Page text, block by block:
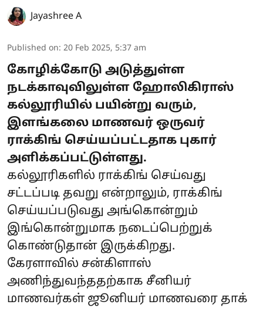
Jayashree A
Published on: 20 Feb 2025, 5:37 am
கோழிக்கோடு அடுத்துள்ள
நடக்காவுவிலுள்ள ஹோலிகிராஸ்
கல்லூரியில் பயின்று வரும்,
இளங்கலை மாணவர் ஒருவர்
ராக்கிங் செய்யப்பட்டதாக புகார்
அளிக்கப்பட்டுள்ளது.
கல்லூரிகளில் ராக்கிங் செய்வது
சட்டப்படி தவறு என்றாலும், ராக்கிங்
செய்யப்படுவது அங்கொன்றும்
இங்கொன்றுமாக நடைப்பெற்றுக்
கொண்டுதான் இருக்கிறது.
கேரளாவில் சன்கிளாஸ்
அணிந்துவந்ததற்காக சீனியர்
மாணவர்கள் ஜூனியர் மாணவரை தாக்